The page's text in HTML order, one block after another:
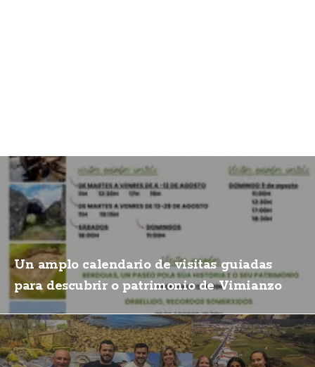
Un amplo calendario de visitas guiadas
para descubrir o patrimonio de Vimianzo